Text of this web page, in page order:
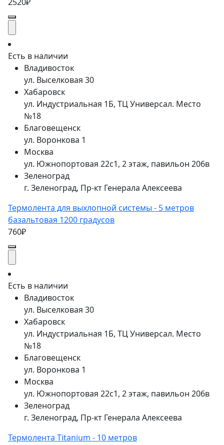
Есть в наличии
Владивосток
ул. Выселковая 30
Хабаровск
ул. Индустриальная 1Б, ТЦ Универсал. Место
№18
Благовещенск
ул. Воронкова 1
Москва
ул. Южнопортовая 22с1, 2 этаж, павильон 206в
Зеленоград
г. Зеленоград, Пр-кт Генерала Алексеева
Термолента для выхлопной системы - 5 метров
базальтовая 1200 градусов
760₽
Есть в наличии
Владивосток
ул. Выселковая 30
Хабаровск
ул. Индустриальная 1Б, ТЦ Универсал. Место
№18
Благовещенск
ул. Воронкова 1
Москва
ул. Южнопортовая 22с1, 2 этаж, павильон 206в
Зеленоград
г. Зеленоград, Пр-кт Генерала Алексеева
Термолента Titanium - 10 метров